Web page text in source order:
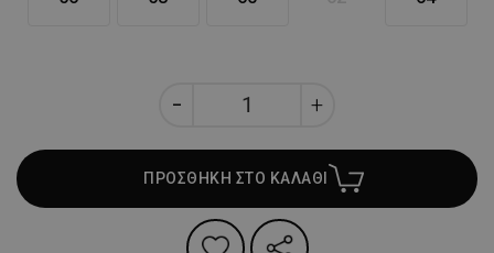
ΠΡΟΣΘΗΚΗ ΣΤΟ ΚΑΛΑΘΙ